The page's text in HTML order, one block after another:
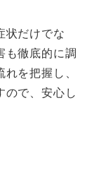
状だけでな
も徹底的に調
を把握し、
ので、安心し